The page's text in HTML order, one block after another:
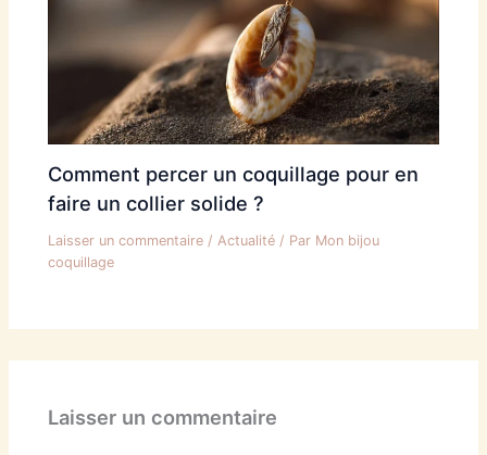
Comment percer un coquillage pour en
faire un collier solide ?
Laisser un commentaire /Actualité / Par Mon bijou
coquillage
Laisser un commentaire